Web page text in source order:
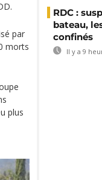
par
morts
plus
RDC :
bateau,
confinés
Il y a 9